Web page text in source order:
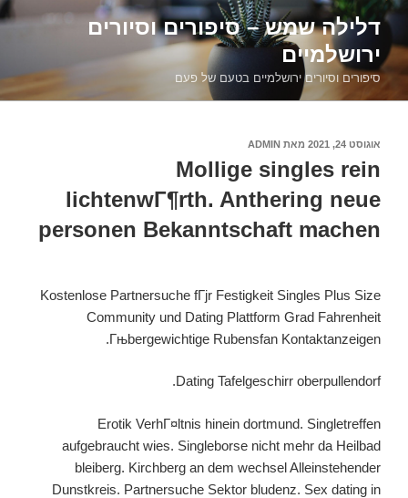
דילוג
לתוכןדלילה שמש – סיפורים וסיורים
ירושלמיים
סיפורים וסיורים ירושלמיים בטעם של פעם
פורסם
אוגוסט 24, 2021 מאת ADMIN
Mollige singles rein
lichtenwГ¶rth. Anthering neue
personen Bekanntschaft machen
Kostenlose Partnersuche fГјr Festigkeit Singles Plus Size
Community und Dating Plattform Grad Fahrenheit
Гњbergewichtige Rubensfan Kontaktanzeigen.
Dating Tafelgeschirr oberpullendorf.
Erotik VerhГ¤ltnis hinein dortmund. Singletreffen
aufgebraucht wies. Singleborse nicht mehr da Heilbad
bleiberg. Kirchberg an dem wechsel Alleinstehender
Dunstkreis. Partnersuche Sektor bludenz. Sex dating in